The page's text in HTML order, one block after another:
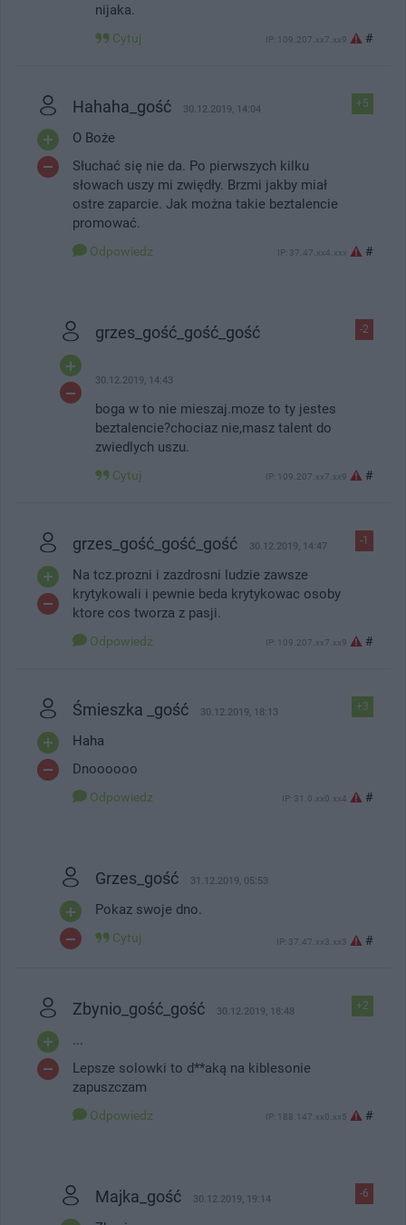
nijaka.
Cytuj IP: 109.207.xx7.xx9 #
+5
Hahaha_gość 30.12.2019, 14:04
O Boże
Słuchać się nie da. Po pierwszych kilku
słowach uszy mi zwiędły. Brzmi jakby miał
ostre zaparcie. Jak można takie beztalencie
promować.
Odpowiedz IP: 37.47.xx4.xxx #
-2
grzes_gość_gość_gość
30.12.2019, 14:43
boga w to nie mieszaj.moze to ty jestes
beztalencie?chociaz nie,masz talent do
zwiedlych uszu.
Cytuj IP: 109.207.xx7.xx9 #
-1
grzes_gość_gość_gość 30.12.2019, 14:47
Na tcz.prozni i zazdrosni ludzie zawsze
krytykowali i pewnie beda krytykowac osoby
ktore cos tworza z pasji.
Odpowiedz IP: 109.207.xx7.xx9 #
+3
Śmieszka _gość 30.12.2019, 18:13
Haha
Dnoooooo
Odpowiedz IP: 31.0.xx0.xx4 #
Grzes_gość 31.12.2019, 05:53
Pokaz swoje dno.
Cytuj IP: 37.47.xx3.xx3 #
+2
Zbynio_gość_gość 30.12.2019, 18:48
...
Lepsze solowki to d**aką na kiblesonie
zapuszczam
Odpowiedz IP: 188.147.xx0.xx5 #
-6
Majka_gość 30.12.2019, 19:14